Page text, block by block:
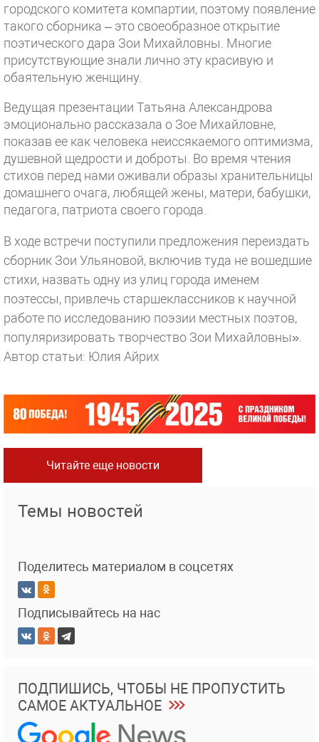
городского комитета компартии, поэтому появление
такого сборника – это своеобразное открытие
поэтического дара Зои Михайловны. Многие
присутствующие знали лично эту красивую и
обаятельную женщину.
Ведущая презентации Татьяна Александрова
эмоционально рассказала о Зое Михайловне,
показав ее как человека неиссякаемого оптимизма,
душевной щедрости и доброты. Во время чтения
стихов перед нами оживали образы хранительницы
домашнего очага, любящей жены, матери, бабушки,
педагога, патриота своего города.
В ходе встречи поступили предложения переиздать
сборник Зои Ульяновой, включив туда не вошедшие
стихи, назвать одну из улиц города именем
поэтессы, привлечь старшеклассников к научной
работе по исследованию поэзии местных поэтов,
популяризировать творчество Зои Михайловны».
Автор статьи: Юлия Айрих
Читайте еще новости
Темы новостей
Поделитесь материалом в соцсетях
Подписывайтесь на нас
ПОДПИШИСЬ, ЧТОБЫ НЕ ПРОПУСТИТЬ
САМОЕ АКТУАЛЬНОЕ